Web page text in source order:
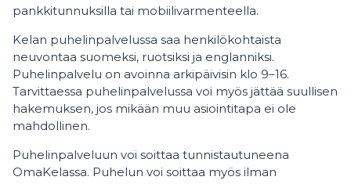
pankkitunnuksilla tai mobiilivarmenteella.
Kelan puhelinpalvelussa saa henkilökohtaista
neuvontaa suomeksi, ruotsiksi ja englanniksi.
Puhelinpalvelu on avoinna arkipäivisin klo 9–16.
Tarvittaessa puhelinpalvelussa voi myös jättää suullisen
hakemuksen, jos mikään muu asiointitapa ei ole
mahdollinen.
Puhelinpalveluun voi soittaa tunnistautuneena
OmaKelassa. Puhelun voi soittaa myös ilman